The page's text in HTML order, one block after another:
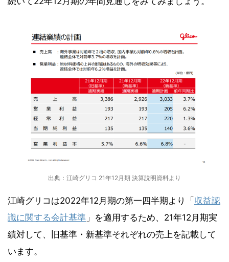
出典：江崎グリコ 21年12月期 決算説明資料より
江崎グリコは2022年12月期の第一四半期より「 収益認
識に関する会計基準 」を適用するため、21年12月期実
績対して、旧基準・新基準それぞれの売上を記載して
います。